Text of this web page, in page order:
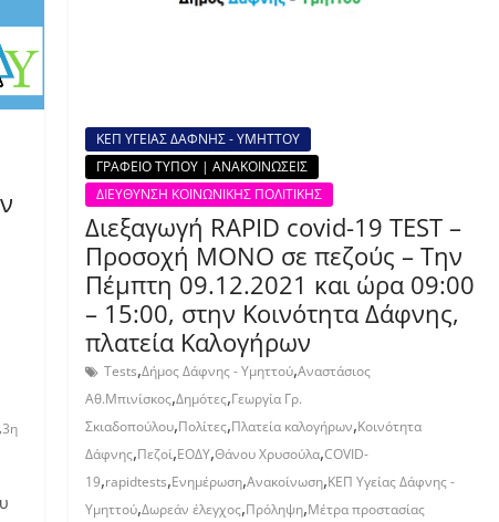
3η
ΚΕΠ ΥΓΕΙΑΣ ΔΑΦΝΗΣ - ΥΜΗΤΤΟΥ
ΓΡΑΦΕΙΟ ΤΥΠΟΥ | ΑΝΑΚΟΙΝΩΣΕΙΣ
ΔΙΕΥΘΥΝΣΗ ΚΟΙΝΩΝΙΚΗΣ ΠΟΛΙΤΙΚΗΣ
Διεξαγωγή RAPID covid-19 TEST –
Προσοχή ΜΟΝΟ σε πεζούς – Την
Πέμπτη 09.12.2021 και ώρα 09:00
– 15:00, στην Kοινότητα Δάφνης,
πλατεία Καλογήρων
Tests,Δήμος Δάφνης - Υμηττού,Αναστάσιος
Αθ.Μπινίσκος,Δημότες,Γεωργία Γρ.
Σκιαδοπούλου,Πολίτες,Πλατεία καλογήρων,Κοινότητα
Δάφνης,Πεζοί,ΕΟΔΥ,Θάνου Χρυσούλα,COVID-
19,rapidtests,Ενημέρωση,Ανακοίνωση,ΚΕΠ Υγείας Δάφνης -
Υμηττού,Δωρεάν έλεγχος,Πρόληψη,Μέτρα προστασίας